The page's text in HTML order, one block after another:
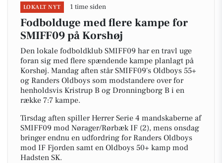
LOKALT NYT 1 time siden
Fodbolduge med flere kampe for
SMIFF09 på Korshøj
Den lokale fodboldklub SMIFF09 har en travl uge
foran sig med flere spændende kampe planlagt på
Korshøj. Mandag aften står SMIFF09's Oldboys 55+
og Randers Oldboys som modstandere over for
henholdsvis Kristrup B og Dronningborg B i en
række 7:7 kampe.
Tirsdag aften spiller Herrer Serie 4 mandskaberne af
SMIFF09 mod Nørager/Rørbæk IF (2), mens onsdag
bringer endnu en udfordring for Randers Oldboys
mod IF Fjorden samt en Oldboys 50+ kamp mod
Hadsten SK.